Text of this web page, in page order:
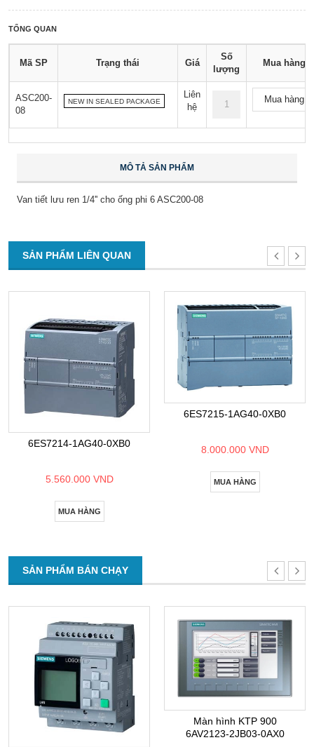
TỔNG QUAN
Mã SP Trạng thái Giá
Số
lượng
Mua hàng
ASC200-
08
NEW IN SEALED PACKAGE
Liên
hệ
Mua hàng
MÔ TẢ SẢN PHẨM
Van tiết lưu ren 1/4'' cho ống phi 6 ASC200-08
SẢN PHẨM LIÊN QUAN
6ES7214-1AG40-0XB0
5.560.000 VND
MUA HÀNG
6ES7215-1AG40-0XB0
8.000.000 VND
MUA HÀNG
SẢN PHẨM BÁN CHẠY
Màn hình KTP 900
6AV2123-2JB03-0AX0